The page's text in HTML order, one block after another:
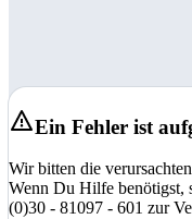
Ein Fehler ist
Wir bitten die
Wenn Du Hilfe benötigst,
(0)30 - 81097 - 601 zur